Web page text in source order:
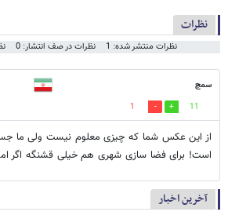
نظرات
نظرات منتشر شده: 1 نظرات در صف انتشار: 0
سمج
11
1
از این عکس شما که چیزی معلوم نیست ولی ما
است! برای فضا سازی شهری هم خیلی قشنگه اگر
آخرین اخبار